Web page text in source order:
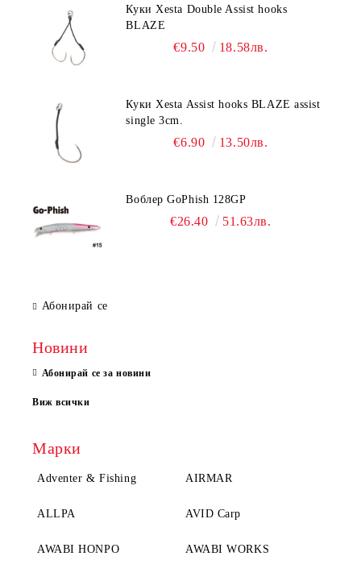
Куки Xesta Double Assist hooks
BLAZE
€9.50 18.58лв.
Куки Xesta Assist hooks BLAZE assist
single 3cm.
€6.90 13.50лв.
Воблер GoPhish 128GP
€26.40 51.63лв.
Абонирай се
Новини
Абонирай се за новини
Виж всички
Марки
Adventer & Fishing AIRMAR
ALLPA AVID Carp
AWABI HONPO AWABI WORKS